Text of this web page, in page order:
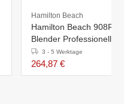
Hamilton Beach
Hamilton Beach 908R -
Blender Professionell -
Liter3 - 5 Werktage
264,87 €